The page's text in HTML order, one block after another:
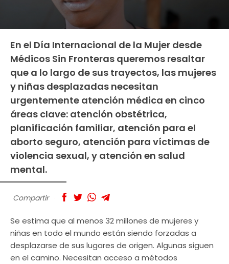
En el Día Internacional de la Mujer desde
Médicos Sin Fronteras queremos resaltar
que a lo largo de sus trayectos, las mujeres
y niñas desplazadas necesitan
urgentemente atención médica en cinco
áreas clave: atención obstétrica,
planificación familiar, atención para el
aborto seguro, atención para víctimas de
violencia sexual, y atención en salud
mental.
Compartir
Se estima que al menos 32 millones de mujeres y
niñas en todo el mundo están siendo forzadas a
desplazarse de sus lugares de origen. Algunas siguen
en el camino. Necesitan acceso a métodos